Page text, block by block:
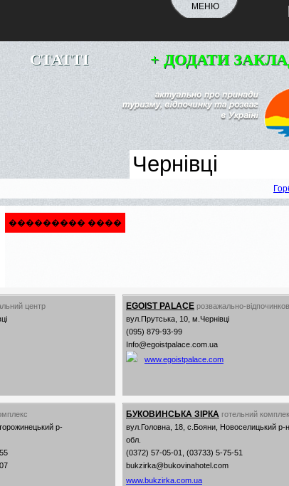
МЕНЮ
СТАТТІ + ДОДАТИ
��������� ����
центр
EGOIST PALACE розважально-
вул.Прутська, 10, м.Чернівці
(095) 879-93-99
Info@egoistpalace.com.ua
www.egoistpalace.com
р-
БУКОВИНСЬКА ЗІРКА готельний
вул.Головна, 18, с.Бояни, Новоселицький р-
обл.
(0372) 57-05-01, (03733) 5-75-51
bukzirka@bukovinahotel.com
www.bukzirka.com.ua